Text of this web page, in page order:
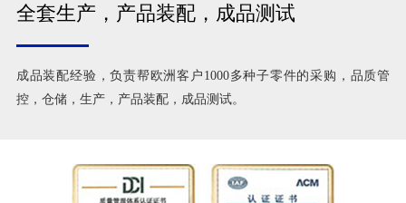
全套生产，产品装配，成品测试
成品装配经验，负责帮欧洲客户1000多种子零件的采购，品质管
控，仓储，生产，产品装配，成品测试。